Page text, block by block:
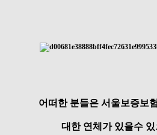
어떠한 분들은 서울보증보
대한 연체가 있을수